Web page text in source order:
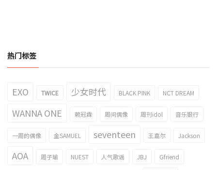
热门标签
EXO TWICE 少女时代 BLACK PINK NCT DREAM
WANNA ONE 赖冠霖 周间偶像 周刊idol 音乐银行
一周的偶像 金SAMUEL seventeen 王嘉尔 Jackson
AOA 周子瑜 NUEST 人气歌谣 JBJ Gfriend